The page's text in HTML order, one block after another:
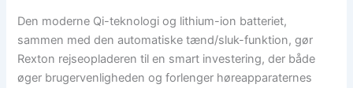
Den moderne Qi-teknologi og lithium-ion batteriet,
sammen med den automatiske tænd/sluk-funktion, gør
Rexton rejseopladeren til en smart investering, der både
øger brugervenligheden og forlenger høreapparaternes